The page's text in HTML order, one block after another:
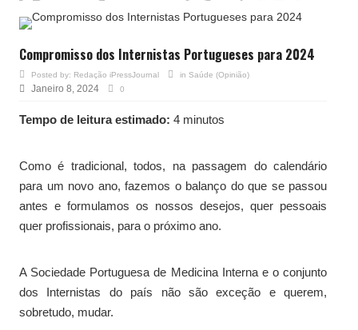
Compromisso dos Internistas Portugueses para 2024
Posted by: Redação iPressJournal in Saúde (Opinião)
Janeiro 8, 2024 0
Tempo de leitura estimado: 4 minutos
Como é tradicional, todos, na passagem do calendário
para um novo ano, fazemos o balanço do que se passou
antes e formulamos os nossos desejos, quer pessoais
quer profissionais, para o próximo ano.
A Sociedade Portuguesa de Medicina Interna e o conjunto
dos Internistas do país não são exceção e querem,
sobretudo, mudar.